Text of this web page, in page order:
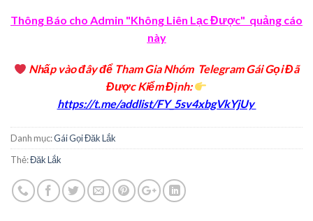
Thông Báo cho Admin "Không Liên Lạc Được" quảng cáo
này
Nhấp vào đây để Tham Gia Nhóm Telegram Gái Gọi Đã
Được Kiểm Định:
https://t.me/addlist/FY_5sv4xbgVkYjUy
Danh mục:Gái Gọi Đăk Lắk
Thẻ:Đăk Lắk